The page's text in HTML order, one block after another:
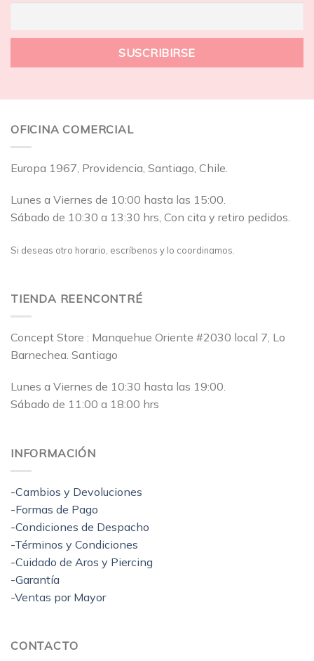
OFICINA COMERCIAL
Europa 1967, Providencia, Santiago, Chile.
Lunes a Viernes de 10:00 hasta las 15:00.
Sábado de 10:30 a 13:30 hrs, Con cita y retiro pedidos.
Si deseas otro horario, escríbenos y lo coordinamos.
TIENDA REENCONTRÉ
Concept Store : Manquehue Oriente #2030 local 7, Lo
Barnechea. Santiago
Lunes a Viernes de 10:30 hasta las 19:00.
Sábado de 11:00 a 18:00 hrs
INFORMACIÓN
-Cambios y Devoluciones
-Formas de Pago
-Condiciones de Despacho
-Términos y Condiciones
-Cuidado de Aros y Piercing
-Garantía
-Ventas por Mayor
CONTACTO